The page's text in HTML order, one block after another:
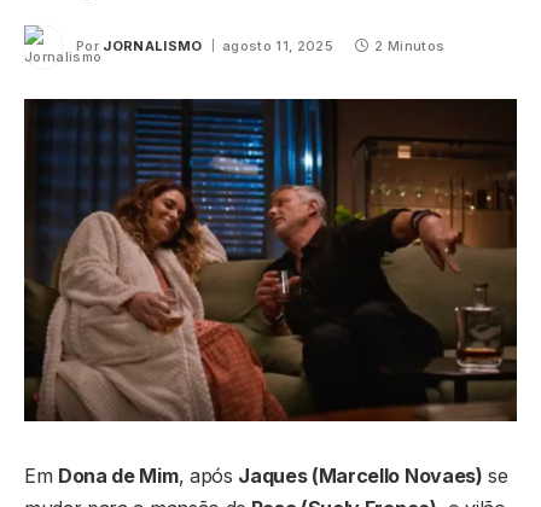
Por JORNALISMO agosto 11, 2025 2 Minutos
Em Dona de Mim, após Jaques (Marcello Novaes) se